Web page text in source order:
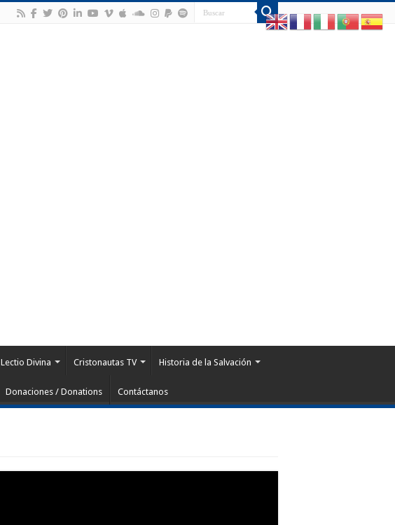
Lectio Divina Cristonautas TV Historia de la Salvación
Donaciones / Donations Contáctanos